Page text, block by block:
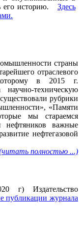
его историю. Здесь
.
страны
отраслевого
в 2015 г.
техническую
рубрики
«Памяти
мы стараемся
нефтяников важные
нефтегазовой
полностью ...)
г) Издательство
публикации журнала